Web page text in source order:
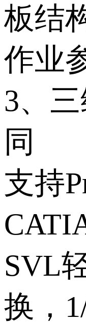
板结
作业
3、
同
支持
SVL
换，